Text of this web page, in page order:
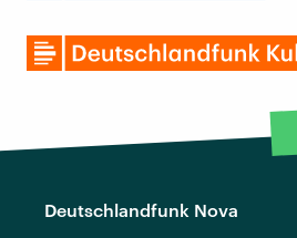
Deutschlandfunk Nova